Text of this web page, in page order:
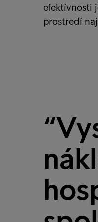
efektívnosti
prostredí